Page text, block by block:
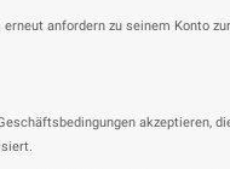
anfordern zu seinem